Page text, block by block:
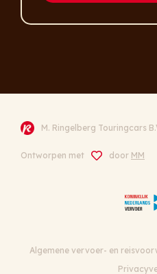
M. Ringelberg Touringcars
Ontworpen met door MM
Algemene vervoer- en